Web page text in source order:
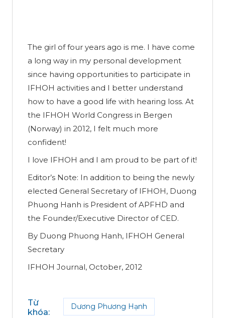
The girl of four years ago is me. I have come
a long way in my personal development
since having opportunities to participate in
IFHOH activities and I better understand
how to have a good life with hearing loss. At
the IFHOH World Congress in Bergen
(Norway) in 2012, I felt much more
confident!
I love IFHOH and I am proud to be part of it!
Editor’s Note: In addition to being the newly
elected General Secretary of IFHOH, Duong
Phuong Hanh is President of APFHD and
the Founder/Executive Director of CED.
By Duong Phuong Hanh, IFHOH General
Secretary
IFHOH Journal, October, 2012
Từ
khóa:
Dương Phương Hạnh